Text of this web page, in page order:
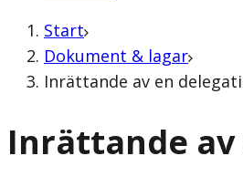
Start
Dokument & lagar
Inrättande av en
Inrättande